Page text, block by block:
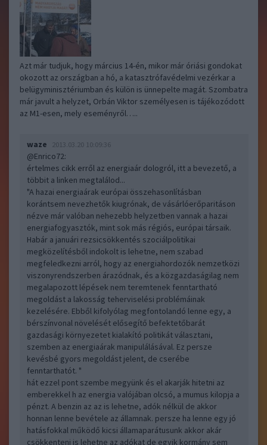
Azt már tudjuk, hogy március 14-én, mikor már óriási gondokat
okozott az országban a hó, a katasztrófavédelmi vezérkar a
belügyminisztériumban és külön is ünnepelte magát. Szombatra
már javult a helyzet, Orbán Viktor személyesen is tájékozódott
az M1-esen, mely eseményről…..
waze 2013.03.20 10:09:36
@Enrico72:
értelmes cikk erről az energiaár dologról, itt a bevezető, a
többit a linken megtalálod...
"A hazai energiaárak európai összehasonlításban
korántsem nevezhetők kiugrónak, de vásárlóerőparitáson
nézve már valóban nehezebb helyzetben vannak a hazai
energiafogyasztók, mint sok más régiós, európai társaik.
Habár a januári rezsicsökkentés szociálpolitikai
megközelítésből indokolt is lehetne, nem szabad
megfeledkezni arról, hogy az energiahordozók nemzetközi
viszonyrendszerben árazódnak, és a közgazdaságilag nem
megalapozott lépések nem teremtenek fenntartható
megoldást a lakosság teherviselési problémáinak
kezelésére. Ebből kifolyólag megfontolandó lenne egy, a
bérszínvonal növelését elősegítő befektetőbarát
gazdasági környezetet kialakító politikát választani,
szemben az energiaárak manipulálásával. Ez persze
kevésbé gyors megoldást jelent, de cserébe
fenntarthatót. "
hát ezzel pont szembe megyünk és el akarják hitetni az
emberekkel h az energia valójában olcsó, a mumus kilopja a
pénzt. A benzin az az is lehetne, adók nélkül de akkor
honnan lenne bevétele az államnak. persze ha lenne egy jó
hatásfokkal működő kicsi államaparátusunk akkor akár
csökkenteni is lehetne az adókat de egyik kormány sem